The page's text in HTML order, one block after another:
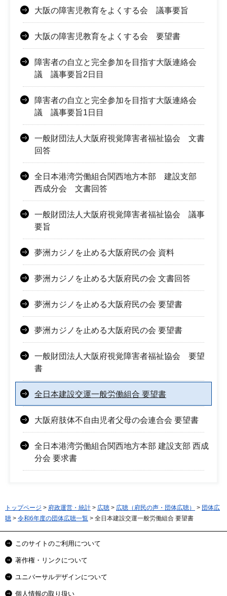
大阪の障害児教育をよくする会 議事要旨
大阪の障害児教育をよくする会 要望書
障害者の自立と完全参加を目指す大阪連絡会
議 議事要旨2日目
障害者の自立と完全参加を目指す大阪連絡会
議 議事要旨1日目
一般財団法人大阪府視覚障害者福祉協会 文書
回答
全日本港湾労働組合関西地方本部 建設支部
西成分会 文書回答
一般財団法人大阪府視覚障害者福祉協会 議事
要旨
夢洲カジノを止める大阪府民の会 資料
夢洲カジノを止める大阪府民の会 文書回答
夢洲カジノを止める大阪府民の会 要望書
夢洲カジノを止める大阪府民の会 要望書
一般財団法人大阪府視覚障害者福祉協会 要望
書
全日本建設交運一般労働組合 要望書
大阪府肢体不自由児者父母の会連合会 要望書
全日本港湾労働組合関西地方本部 建設支部 西成
分会 要求書
トップページ > 府政運営・統計 > 広聴 > 広聴（府民の声・団体広聴） > 団体広
聴 > 令和6年度の団体広聴一覧 > 全日本建設交運一般労働組合 要望書
このサイトのご利用について
著作権・リンクについて
ユニバーサルデザインについて
個人情報の取り扱い